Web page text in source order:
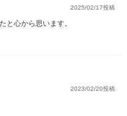
2025/02/17投稿
と心から思います。
2023/02/20投稿